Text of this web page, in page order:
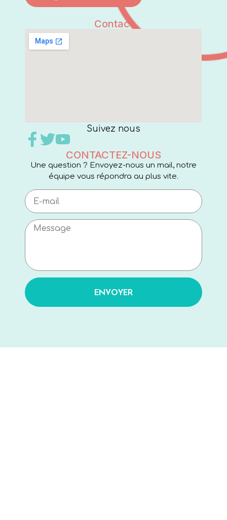
Contact
Suivez nous
CONTACTEZ-NOUS
Une question ? Envoyez-nous un mail, notre
équipe vous répondra au plus vite.
ENVOYER